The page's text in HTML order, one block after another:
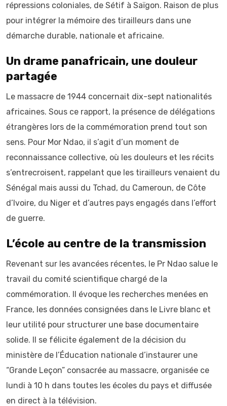
répressions coloniales, de Sétif à Saïgon. Raison de plus
pour intégrer la mémoire des tirailleurs dans une
démarche durable, nationale et africaine.
Un drame panafricain, une douleur
partagée
Le massacre de 1944 concernait dix-sept nationalités
africaines. Sous ce rapport, la présence de délégations
étrangères lors de la commémoration prend tout son
sens. Pour Mor Ndao, il s’agit d’un moment de
reconnaissance collective, où les douleurs et les récits
s’entrecroisent, rappelant que les tirailleurs venaient du
Sénégal mais aussi du Tchad, du Cameroun, de Côte
d’Ivoire, du Niger et d’autres pays engagés dans l’effort
de guerre.
L’école au centre de la transmission
Revenant sur les avancées récentes, le Pr Ndao salue le
travail du comité scientifique chargé de la
commémoration. Il évoque les recherches menées en
France, les données consignées dans le Livre blanc et
leur utilité pour structurer une base documentaire
solide. Il se félicite également de la décision du
ministère de l’Éducation nationale d’instaurer une
“Grande Leçon” consacrée au massacre, organisée ce
lundi à 10 h dans toutes les écoles du pays et diffusée
en direct à la télévision.